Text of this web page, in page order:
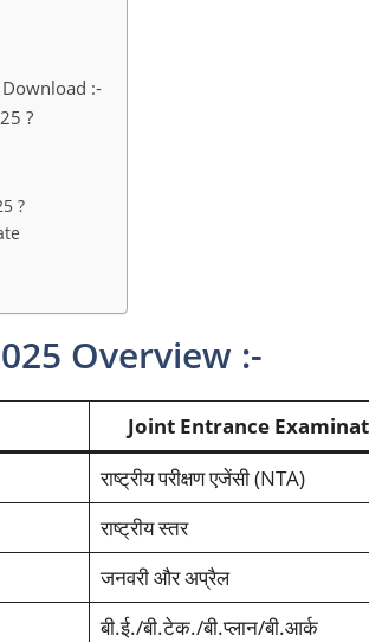
Download :-
?
?
Overview :-
Joint Entrance
राष्ट्रीय परीक्षण एजेंसी (NTA)
राष्ट्रीय स्तर
जनवरी और अप्रैल
बी.ई./बी.टेक./बी.प्लान/बी.आर्क